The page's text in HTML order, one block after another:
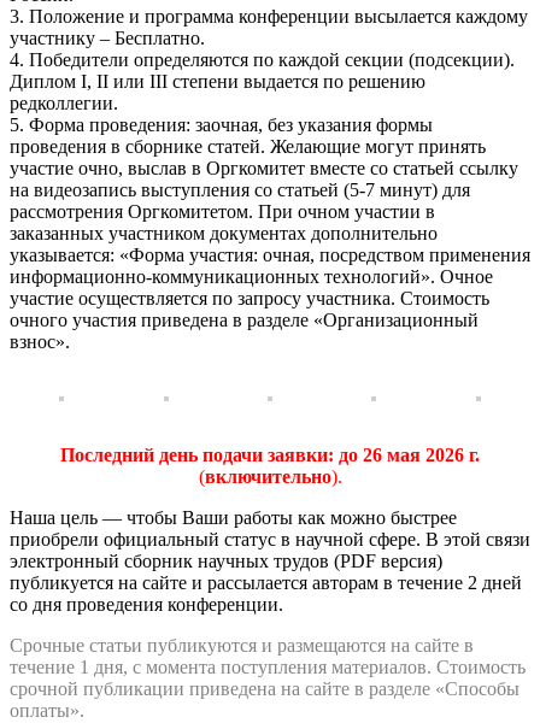
3. Положение и программа конференции высылается каждому
участнику – Бесплатно.
4. Победители определяются по каждой секции (подсекции).
Диплом I, II или III степени выдается по решению
редколлегии.
5. Форма проведения: заочная, без указания формы
проведения в сборнике статей. Желающие могут принять
участие очно, выслав в Оргкомитет вместе со статьей ссылку
на видеозапись выступления со статьей (5-7 минут) для
рассмотрения Оргкомитетом. При очном участии в
заказанных участником документах дополнительно
указывается: «Форма участия: очная, посредством применения
информационно-коммуникационных технологий». Очное
участие осуществляется по запросу участника. Стоимость
очного участия приведена в разделе «Организационный
взнос».
Последний день подачи заявки: до 26 мая 2026 г.
(включительно).
Наша цель — чтобы Ваши работы как можно быстрее
приобрели официальный статус в научной сфере. В этой связи
электронный сборник научных трудов (PDF версия)
публикуется на сайте и рассылается авторам в течение 2 дней
со дня проведения конференции.
Срочные статьи публикуются и размещаются на сайте в
течение 1 дня, с момента поступления материалов. Стоимость
срочной публикации приведена на сайте в разделе «Способы
оплаты».